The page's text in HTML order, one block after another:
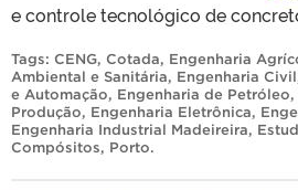
e controle tecnológico de
Tags: CENG, Cotada, Engenharia
Ambiental e Sanitária, Engenharia Civil
e Automação, Engenharia de Petróleo,
Produção, Engenharia Eletrônica,
Engenharia Industrial Madeireira,
Compósitos, Porto.